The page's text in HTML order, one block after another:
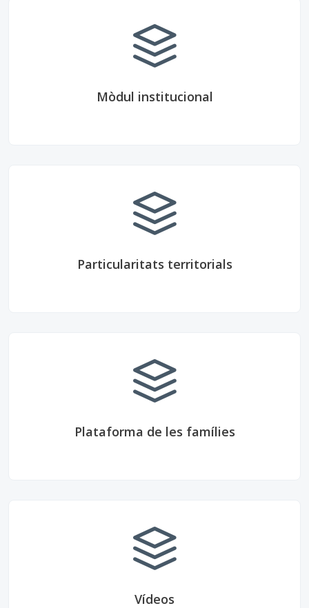
Mòdul institucional
Particularitats territorials
Plataforma de les famílies
Vídeos